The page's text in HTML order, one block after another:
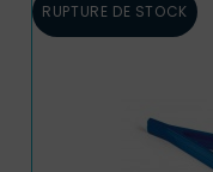
RUPTURE DE STOCK